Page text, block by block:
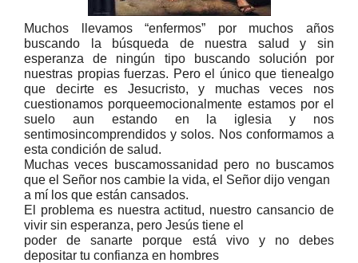
Muchos llevamos “enfermos” por muchos años
buscando la búsqueda de nuestra salud y sin
esperanza de ningún tipo buscando solución por
nuestras propias fuerzas. Pero el único que tienealgo
que decirte es Jesucristo, y muchas veces nos
cuestionamos porqueemocionalmente estamos por el
suelo aun estando en la iglesia y nos
sentimosincomprendidos y solos. Nos conformamos a
esta condición de salud.
Muchas veces buscamossanidad pero no buscamos
que el Señor nos cambie la vida, el Señor dijo vengan
a mí los que están cansados.
El problema es nuestra actitud, nuestro cansancio de
vivir sin esperanza, pero Jesús tiene el
poder de sanarte porque está vivo y no debes
depositar tu confianza en hombres